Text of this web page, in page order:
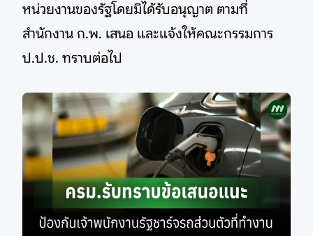
หน่วยงานของรัฐโดยมิได้รับอนุญาต ตามที่
สำนักงาน ก.พ. เสนอ และแจ้งให้คณะกรรมการ
ป.ป.ช. ทราบต่อไป